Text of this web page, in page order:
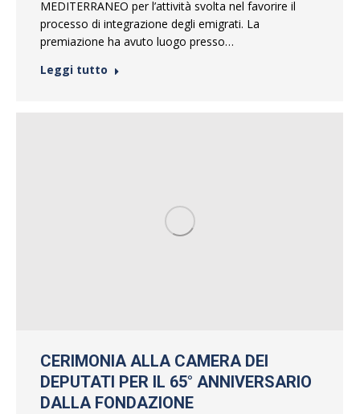
MEDITERRANEO per l’attività svolta nel favorire il
processo di integrazione degli emigrati. La
premiazione ha avuto luogo presso…
Leggi tutto
CERIMONIA ALLA CAMERA DEI
DEPUTATI PER IL 65° ANNIVERSARIO
DALLA FONDAZIONE